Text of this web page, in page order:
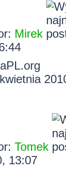
Mirek
Tomek
13:07